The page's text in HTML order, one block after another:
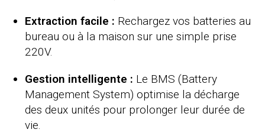
Extraction facile : Rechargez vos batteries au
bureau ou à la maison sur une simple prise
220V.
Gestion intelligente : Le BMS (Battery
Management System) optimise la décharge
des deux unités pour prolonger leur durée de
vie.